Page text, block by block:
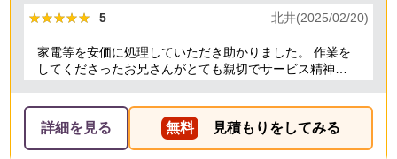
★★★★★
★★★★★ 5 北井(2025/02/20)
家電等を安価に処理していただき助かりました。 作業を
してくださったお兄さんがとても親切でサービス精神溢
詳細を見る 無料 見積もりをしてみる